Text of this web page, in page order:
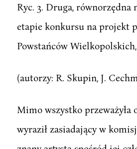
Ryc. 3. Druga, równorzędna
etapie konkursu na projekt
Powstańców Wielkopolskich,
(autorzy: R. Skupin, J.
Mimo wszystko przeważyła
wyraził zasiadający w